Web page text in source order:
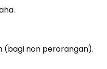
(bagi non perorangan).